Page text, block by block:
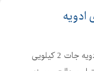
آسیاب و پودر کن ادویه جات 2 کیلویی